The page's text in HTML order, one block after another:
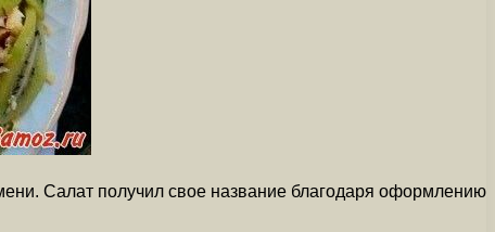
Салат получил свое название благодаря оформлению